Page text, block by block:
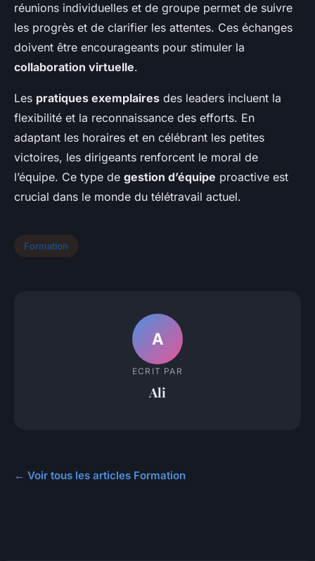
réunions individuelles et de groupe permet de suivre
les progrès et de clarifier les attentes. Ces échanges
doivent être encourageants pour stimuler la
collaboration virtuelle.
Les pratiques exemplaires des leaders incluent la
flexibilité et la reconnaissance des efforts. En
adaptant les horaires et en célébrant les petites
victoires, les dirigeants renforcent le moral de
l’équipe. Ce type de gestion d’équipe proactive est
crucial dans le monde du télétravail actuel.
Formation
A
ECRIT PAR
Ali
← Voir tous les articles Formation